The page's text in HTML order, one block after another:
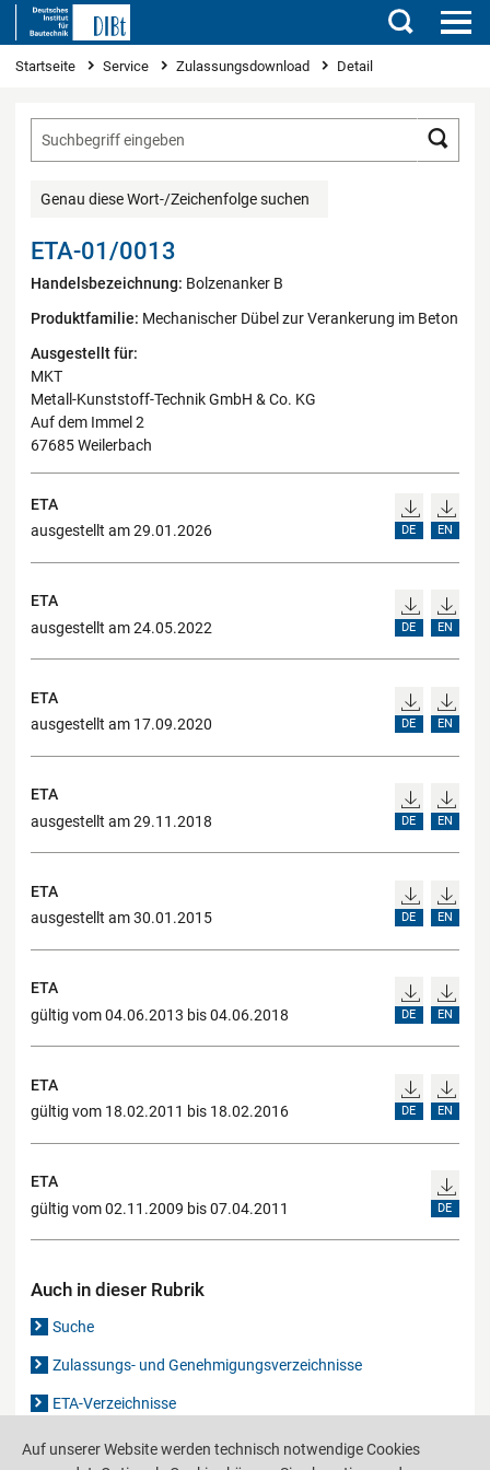
Suchen
Sie sind hier
Startseite Service Zulassungsdownload Detail
Genau diese Wort-/Zeichenfolge suchen
ETA-01/0013
Handelsbezeichnung: Bolzenanker B
Produktfamilie: Mechanischer Dübel zur Verankerung im Beton
Ausgestellt für:
MKT
Metall-Kunststoff-Technik GmbH & Co. KG
Auf dem Immel 2
67685 Weilerbach
ETA
ausgestellt am 29.01.2026
DE EN
ETA
ausgestellt am 24.05.2022
DE EN
ETA
ausgestellt am 17.09.2020
DE EN
ETA
ausgestellt am 29.11.2018
DE EN
ETA
ausgestellt am 30.01.2015
DE EN
ETA
gültig vom 04.06.2013 bis 04.06.2018
DE EN
ETA
gültig vom 18.02.2011 bis 18.02.2016
DE EN
ETA
gültig vom 02.11.2009 bis 07.04.2011
DE
Auch in dieser Rubrik
Suche
Zulassungs- und Genehmigungsverzeichnisse
ETA-Verzeichnisse
Gutachten-Verzeichnis
Auf unserer Website werden technisch notwendige Cookies